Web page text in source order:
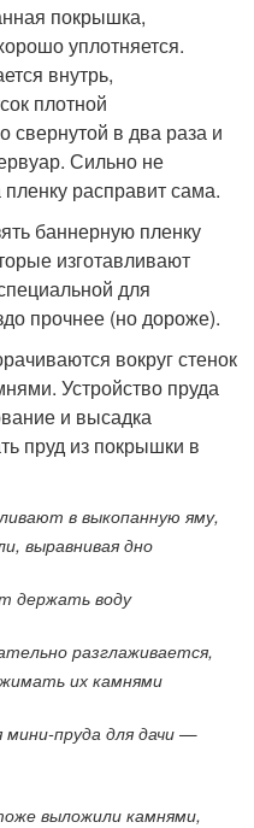
покрышка,
уплотняется.
внутрь,
плотной
свернутой в два раза и
Сильно не
расправит сама.
баннерную пленку
изготавливают
для
прочнее (но дороже).
вокруг стенок
Устройство пруда
и высадка
пруд из покрышки в
в выкопанную яму,
выравнивая дно
держать воду
разглаживается,
их камнями
пруда для дачи —
выложили камнями,